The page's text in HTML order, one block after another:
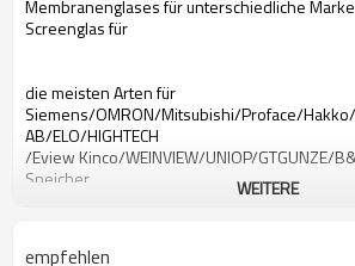
Membranenglases für unterschiedliche
Screenglas für
die meisten Arten für
Siemens/OMRON/Mitsubishi/Proface/Hakko/
AB/ELO/HIGHTECH
/Eview Kinco/WEINVIEW/UNIOP/GTGUNZE/
Speicher
WEITERE
empfehlen